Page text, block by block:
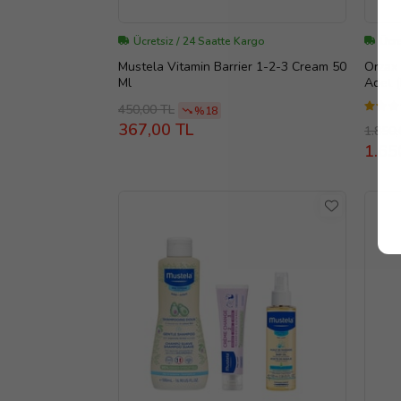
Ücretsiz / 24 Saatte Kargo
Mustela Vitamin Barrier 1-2-3 Cream 50
Ml
450,00 TL
%18
367,00 TL
Orzax
Adet